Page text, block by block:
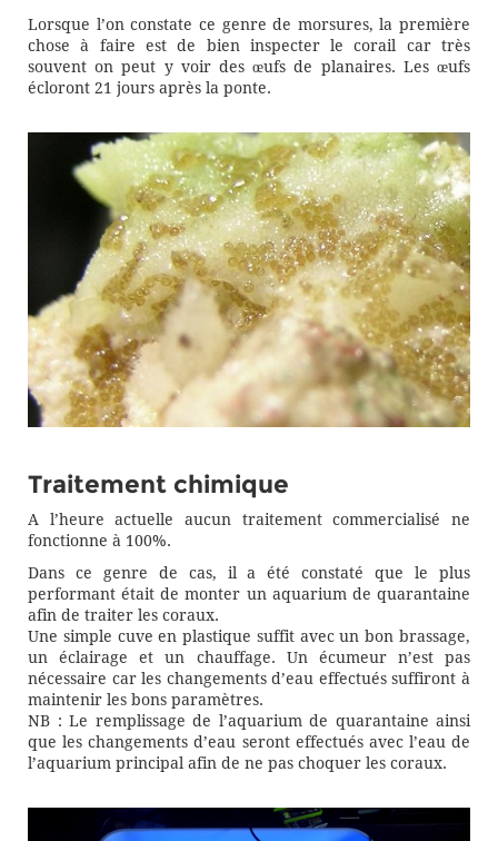
Lorsque l’on constate ce genre de morsures, la première
chose à faire est de bien inspecter le corail car très
souvent on peut y voir des œufs de planaires. Les œufs
écloront 21 jours après la ponte.
Traitement chimique
A l’heure actuelle aucun traitement commercialisé ne
fonctionne à 100%.
Dans ce genre de cas, il a été constaté que le plus
performant était de monter un aquarium de quarantaine
afin de traiter les coraux.
Une simple cuve en plastique suffit avec un bon brassage,
un éclairage et un chauffage. Un écumeur n’est pas
nécessaire car les changements d’eau effectués suffiront à
maintenir les bons paramètres.
NB : Le remplissage de l’aquarium de quarantaine ainsi
que les changements d’eau seront effectués avec l’eau de
l’aquarium principal afin de ne pas choquer les coraux.